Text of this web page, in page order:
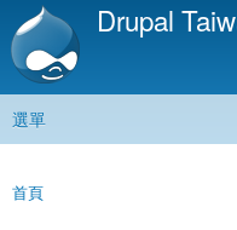
移
內
Drupal
主選單
選單
您在這裡
首頁